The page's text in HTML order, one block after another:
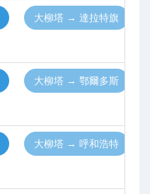
大柳塔 → 達拉特旗
大柳塔 → 鄂爾多斯
大柳塔 → 呼和浩特